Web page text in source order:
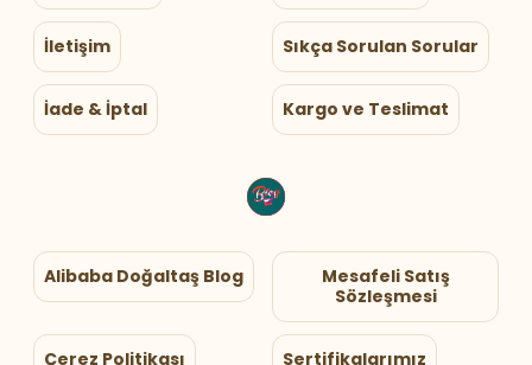
İletişim Sıkça Sorulan Sorular
İade & İptal Kargo ve Teslimat
Alibaba Doğaltaş Blog
Mesafeli Satış
Sözleşmesi
Çerez Politikası Sertifikalarımız